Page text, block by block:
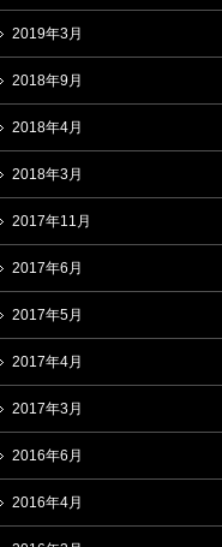
2019年3月
2018年9月
2018年4月
2018年3月
2017年11月
2017年6月
2017年5月
2017年4月
2017年3月
2016年6月
2016年4月